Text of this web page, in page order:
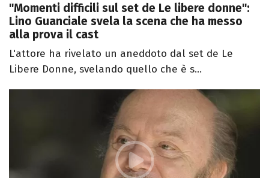
"Momenti difficili sul set de Le libere donne":
Lino Guanciale svela la scena che ha messo
alla prova il cast
L'attore ha rivelato un aneddoto dal set de Le
Libere Donne, svelando quello che è s...